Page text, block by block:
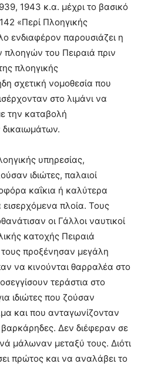
1943 κ.α. μέχρι το βασικό
«Περί Πλοηγικής
ενδιαφέρον παρουσιάζει η
πλοηγών του Πειραιά πριν
πλοηγικής
σχετική νομοθεσία που
στο λιμάνι να
την καταβολή
υπηρεσίας,
ιδιώτες, παλαιοί
καΐκια ή καλύτερα
πλοία. Τους
οι Γάλλοι ναυτικοί
κατοχής Πειραιά
προξένησαν μεγάλη
να κινούνται θαρραλέα στο
τεράστια στο
ιδιώτες που ζούσαν
και που ανταγωνίζονταν
Δεν διέφεραν σε
μάλωναν μεταξύ τους. Διότι
πρώτος και να αναλάβει το